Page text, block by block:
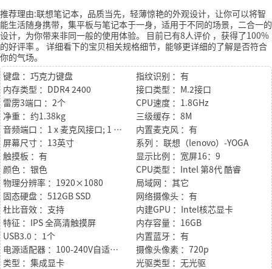
推荐理由:联想笔记本，品质当先，轻薄惊艳的外观设计，让你可以将智
能生活随身携带，集平板与笔记本于一身，适用于不同的场景，二合一的
设计，为你带来非同一般的使用体验。
目前已有8人评价 ，获得了100%
的好评率。 详细看下的宝贝相关规格细节，能够更详细的了解是否符合
你的气场。
键盘 ：巧克力键盘
指纹识别 ：有
内存类型 ：DDR4 2400
接口类型 ：M.2接口
雷雳3端口 ：2个
CPU速度 ：1.8GHz
净重 ：约1.38kg
三级缓存 ：8M
音频端口 ：1 x 麦克风接口; 1 x 音频接口
内置麦克风 ：有
屏幕尺寸 ：13英寸
系列 ：联想（lenovo）-YOGA
触摸板 ：有
显示比例 ：宽屏16：9
颜色 ：银色
CPU类型 ：Intel 第8代 酷睿
物理分辨率 ：1920×1080
局域网 ：其它
固态硬盘 ：512GB SSD
网络摄像头 ：有
杜比音效 ：支持
内建GPU ：Intel核芯显卡
特征 ：IPS 全高清触摸屏
内存容量 ：16GB
USB3.0 ：1个
内置蓝牙 ：有
电源适配器 ：100-240V自适应交流电源适配器
摄像头像素 ：720p
类型 ：集成显卡
光驱类型 ：无光驱